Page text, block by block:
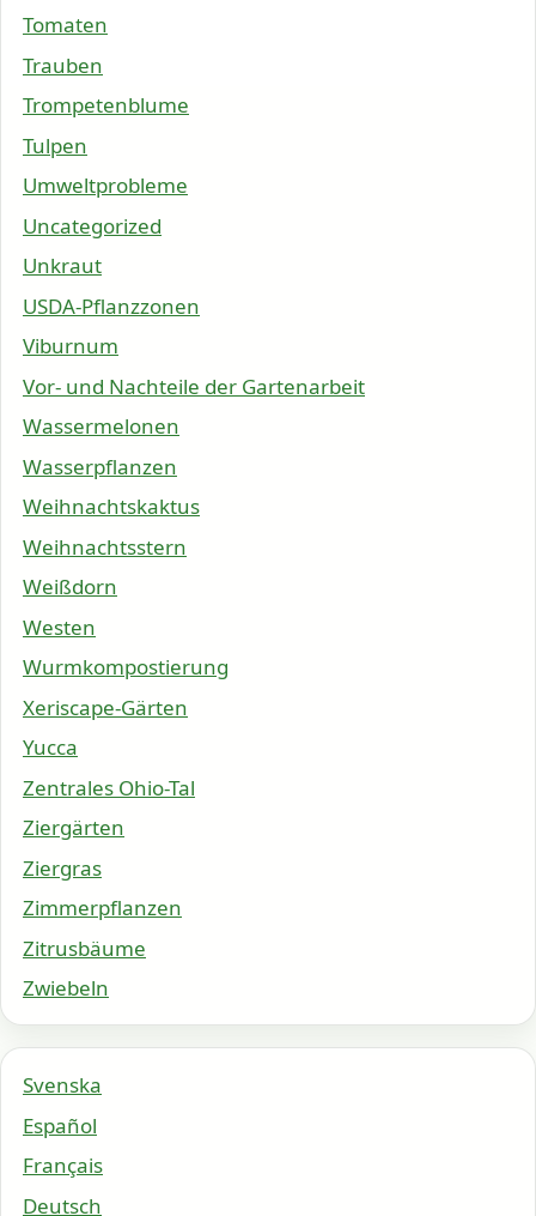
Tomaten
Trauben
Trompetenblume
Tulpen
Umweltprobleme
Uncategorized
Unkraut
USDA-Pflanzzonen
Viburnum
Vor- und Nachteile der Gartenarbeit
Wassermelonen
Wasserpflanzen
Weihnachtskaktus
Weihnachtsstern
Weißdorn
Westen
Wurmkompostierung
Xeriscape-Gärten
Yucca
Zentrales Ohio-Tal
Ziergärten
Ziergras
Zimmerpflanzen
Zitrusbäume
Zwiebeln
Svenska
Español
Français
Deutsch